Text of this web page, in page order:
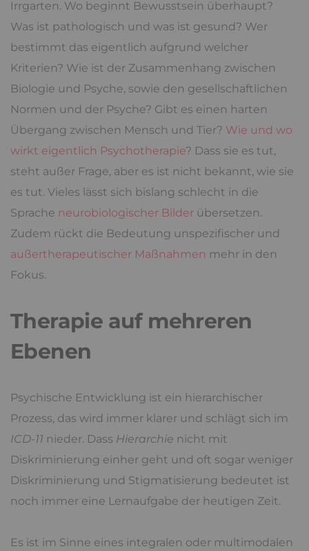
Irrgarten. Wo beginnt Bewusstsein überhaupt?
Was ist pathologisch und was ist gesund? Wer
bestimmt das eigentlich aufgrund welcher
Kriterien? Wie ist der Zusammenhang zwischen
Biologie und Psyche, sowie den gesellschaftlichen
Normen und der Psyche? Gibt es einen harten
Übergang zwischen Mensch und Tier? Wie und wo
wirkt eigentlich Psychotherapie? Dass sie es tut,
steht außer Frage, aber es ist nicht bekannt, wie sie
es tut. Vieles lässt sich bislang schlecht in die
Sprache neurobiologischer Bilder übersetzen.
Zudem rückt die Bedeutung unspezifischer und
außertherapeutischer Maßnahmen mehr in den
Fokus.
Therapie auf mehreren
Ebenen
Psychische Entwicklung ist ein hierarchischer
Prozess, das wird immer klarer und schlägt sich im
ICD-11 nieder. Dass Hierarchie nicht mit
Diskriminierung einher geht und oft sogar weniger
Diskriminierung und Stigmatisierung bedeutet ist
noch immer eine Lernaufgabe der heutigen Zeit.
Es ist im Sinne eines integralen oder multimodalen